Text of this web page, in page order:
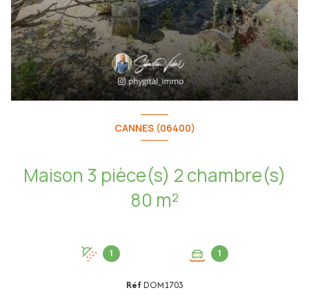
CANNES (06400)
Maison 3 pièce(s) 2 chambre(s)
80 m²
1 1
RéfDOM1703